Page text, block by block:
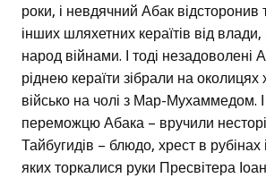
роки, і невдячний Абак відсторонив
інших шляхетних кераїтів від
народ війнами. І тоді незадоволені
ріднею кераїти зібрали на околицях
військо на чолі з Мар-Мухаммедом.
переможцю Абака – вручили
Тайбугидів – блюдо, хрест в рубінах
яких торкалися руки Пресвітера